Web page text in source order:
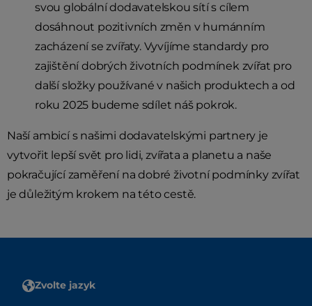
svou globální dodavatelskou sítí s cílem
dosáhnout pozitivních změn v humánním
zacházení se zvířaty. Vyvíjíme standardy pro
zajištění dobrých životních podmínek zvířat pro
další složky používané v našich produktech a od
roku 2025 budeme sdílet náš pokrok.
Naší ambicí s našimi dodavatelskými partnery je
vytvořit lepší svět pro lidi, zvířata a planetu a naše
pokračující zaměření na dobré životní podmínky zvířat
je důležitým krokem na této cestě.
Zvolte jazyk